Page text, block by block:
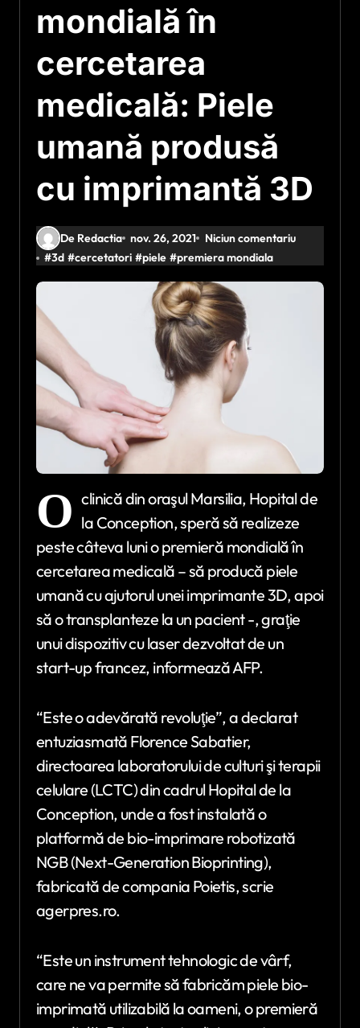
mondială în
cercetarea
medicală: Piele
umană produsă
cu imprimantă 3D
De Redactia nov. 26, 2021
Niciun comentariu
#3d #cercetatori #piele #premiera mondiala
O clinică din oraşul Marsilia, Hopital de
la Conception, speră să realizeze
peste câteva luni o premieră mondială în
cercetarea medicală – să producă piele
umană cu ajutorul unei imprimante 3D, apoi
să o transplanteze la un pacient -, graţie
unui dispozitiv cu laser dezvoltat de un
start-up francez, informează AFP.
“Este o adevărată revoluţie”, a declarat
entuziasmată Florence Sabatier,
directoarea laboratorului de culturi şi terapii
celulare (LCTC) din cadrul Hopital de la
Conception, unde a fost instalată o
platformă de bio-imprimare robotizată
NGB (Next-Generation Bioprinting),
fabricată de compania Poietis, scrie
agerpres.ro.
“Este un instrument tehnologic de vârf,
care ne va permite să fabricăm piele bio-
imprimată utilizabilă la oameni, o premieră